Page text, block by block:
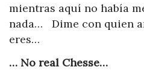
mientras aquí no había
nada… Dime con quien
eres…
… No real Chesse…